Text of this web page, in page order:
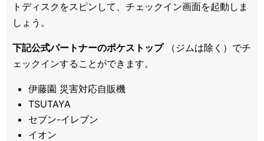
トディスクをスピンして、チェックイン画面を起動しま
しょう。
下記公式パートナーのポケストップ（ジムは除く）でチ
ェックインすることができます。
伊藤園 災害対応自販機
TSUTAYA
セブン-イレブン
イオン